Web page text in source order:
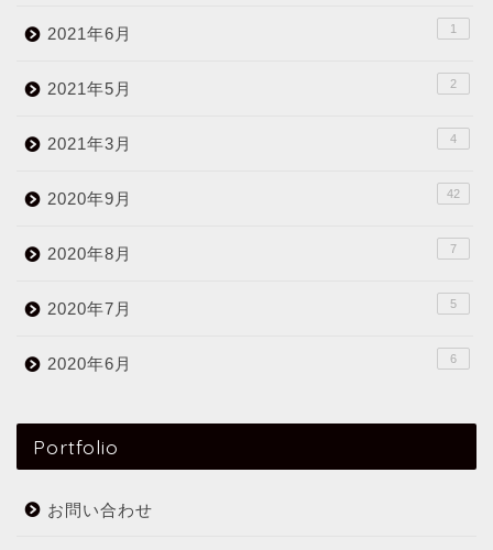
2021年6月 1
2021年5月 2
2021年3月 4
2020年9月 42
2020年8月 7
2020年7月 5
2020年6月 6
Portfolio
お問い合わせ